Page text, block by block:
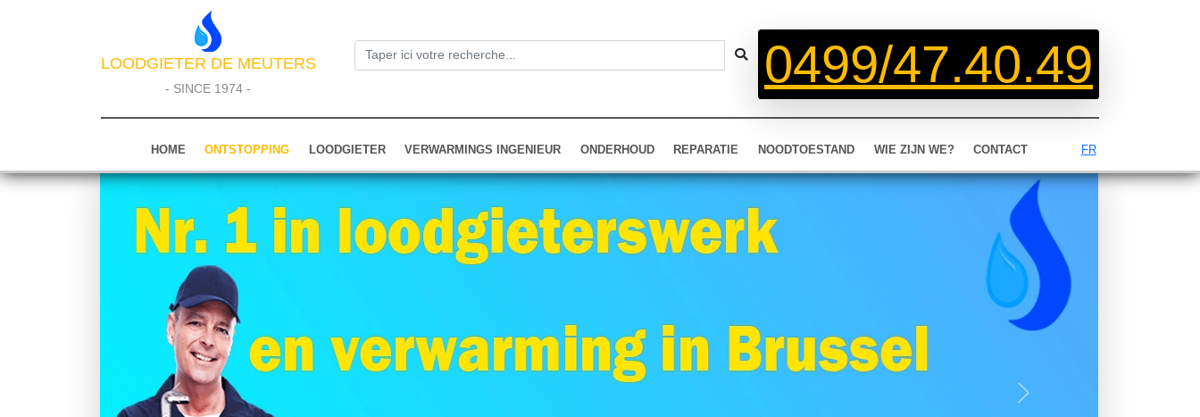
LOODGIETER DE MEUTERS
- SINCE 1974 - 0499/47.40.49
HOME ONTSTOPPING LOODGIETER VERWARMINGS INGENIEUR ONDERHOUD REPARATIE NOODTOESTAND WIE ZIJN WE? CONTACT FR
Précédent Suivant